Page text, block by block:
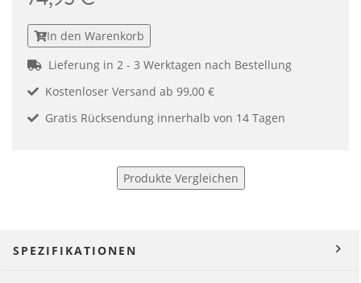
In den Warenkorb
Lieferung in 2 - 3 Werktagen nach Bestellung
Kostenloser Versand ab 99,00 €
Gratis Rücksendung innerhalb von 14 Tagen
Produkte Vergleichen
SPEZIFIKATIONEN